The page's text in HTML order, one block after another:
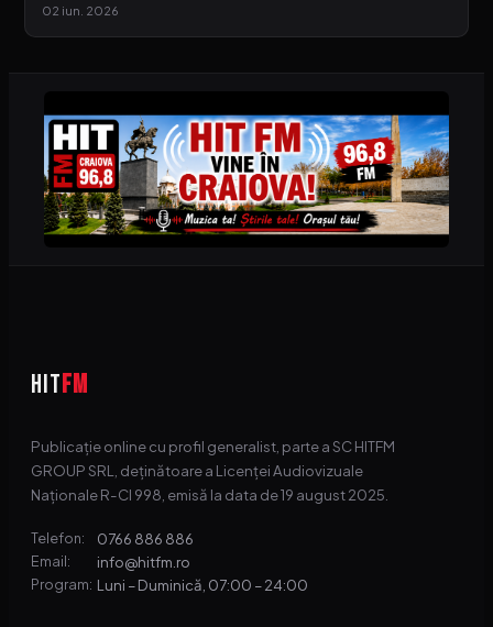
02 iun. 2026
HITFM
Publicație online cu profil generalist, parte a SC HITFM
GROUP SRL, deținătoare a Licenței Audiovizuale
Naționale R-CI 998, emisă la data de 19 august 2025.
Telefon: 0766 886 886
Email: info@hitfm.ro
Program: Luni – Duminică, 07:00 – 24:00